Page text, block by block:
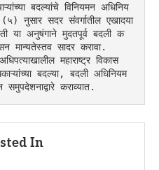
बदल्यांचे विनियमन अधिनिय
सदर संवर्गातील एखादया
या अनुषंगाने मुदतपूर्व बदली क
मान्यतेस्तव सादर करावा.
महाराष्ट्र विकास
बदल्या, बदली अधिनियम
कराव्यात.
In